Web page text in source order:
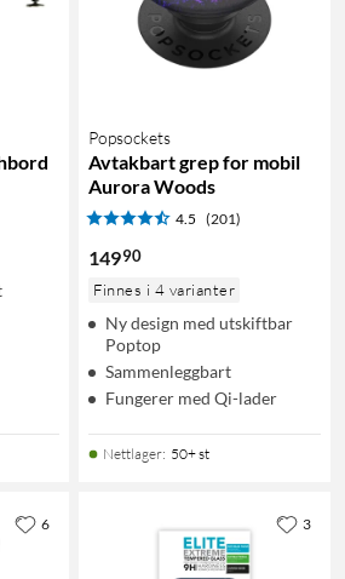
Popsockets
Avtakbart grep for mobil
Aurora Woods
4.5 (201)
14990
Finnes i 4 varianter
Ny design med utskiftbar
Poptop
Sammenleggbart
Fungerer med Qi-lader
Nettlager: 50+ st
6 3